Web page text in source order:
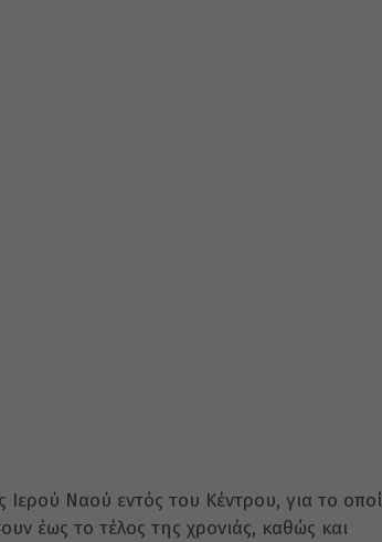
Ναού εντός του Κέντρου, για το
έως το τέλος της χρονιάς, καθώς και